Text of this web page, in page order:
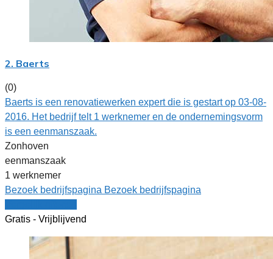
2. Baerts
(0)
Baerts is een renovatiewerken expert die is gestart op 03-08-
2016. Het bedrijf telt 1 werknemer en de ondernemingsvorm
is een eenmanszaak.
Zonhoven
eenmanszaak
1 werknemer
Bezoek bedrijfspagina Bezoek bedrijfspagina
Gratis - Vrijblijvend